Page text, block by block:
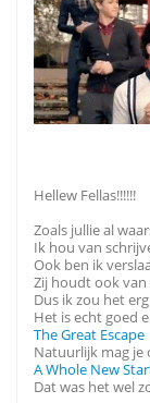
Hellew Fellas!!!!!!
Zoals jullie al
Ik hou van
Ook ben ik
Zij houdt ook van
Dus ik zou het
Het is echt goed
The Great Escape
Natuurlijk mag je
A Whole New
Dat was het wel